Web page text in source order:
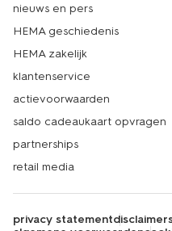
nieuws en pers
HEMA geschiedenis
HEMA zakelijk
klantenservice
actievoorwaarden
saldo cadeaukaart opvragen
partnerships
retail media
privacy statementdisclaimer